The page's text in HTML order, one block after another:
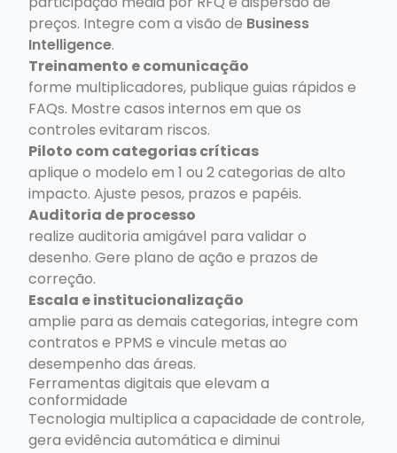
preços. Integre com a visão de Business
Intelligence.
Treinamento e comunicação
forme multiplicadores, publique guias rápidos e
FAQs. Mostre casos internos em que os
controles evitaram riscos.
Piloto com categorias críticas
aplique o modelo em 1 ou 2 categorias de alto
impacto. Ajuste pesos, prazos e papéis.
Auditoria de processo
realize auditoria amigável para validar o
desenho. Gere plano de ação e prazos de
correção.
Escala e institucionalização
amplie para as demais categorias, integre com
contratos e PPMS e vincule metas ao
desempenho das áreas.
Ferramentas digitais que elevam a
conformidade
Tecnologia multiplica a capacidade de controle,
gera evidência automática e diminui